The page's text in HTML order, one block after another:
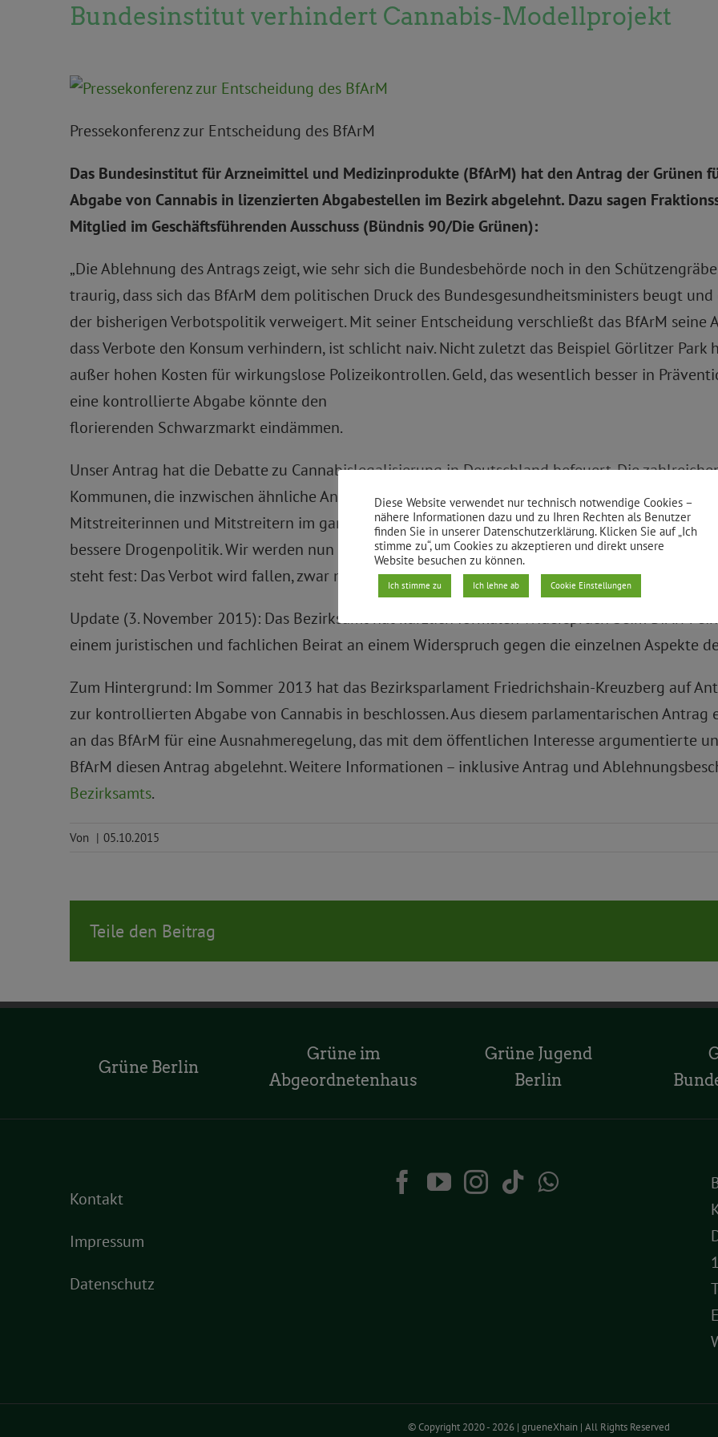
Bundesinstitut verhindert Cannabis-Modellprojekt
Pressekonferenz zur Entscheidung des BfArM
Das Bundesinstitut für Arzneimittel und Medizinprodukte (BfArM) hat den Antrag der
Abgabe von Cannabis in lizenzierten Abgabestellen im Bezirk abgelehnt. Dazu sagen
Mitglied im Geschäftsführenden Ausschuss (Bündnis 90/Die Grünen):
„Die Ablehnung des Antrags zeigt, wie sehr sich die Bundesbehörde noch in den
traurig, dass sich das BfArM dem politischen Druck des Bundesgesundheitsministers beugt
der bisherigen Verbotspolitik verweigert. Mit seiner Entscheidung verschließt das BfArM seine
dass Verbote den Konsum verhindern, ist schlicht naiv. Nicht zuletzt das Beispiel Görlitzer Park
außer hohen Kosten für wirkungslose Polizeikontrollen. Geld, das wesentlich besser in
eine kontrollierte Abgabe könnte den
florierenden Schwarzmarkt eindämmen.
Unser Antrag hat die Debatte zu Cannabislegalisierung in Deutschland befeuert. Die
Kommunen, die inzwischen ähnliche Anträge eingebracht haben, zeigen: Wir sind nicht
Mitstreiterinnen und Mitstreitern im ganzen Land auch weiterhin für eine kontrollierte
bessere Drogenpolitik. Wir werden nun den Ablehnungsbescheid eingehend prüfen und
steht fest: Das Verbot wird fallen, zwar nicht heute, aber sicher morgen.“
Update (3. November 2015): Das Bezirksamt hat kürzlich formalen Widerspruch beim BfArM
einem juristischen und fachlichen Beirat an einem Widerspruch gegen die einzelnen Aspekte
Zum Hintergrund: Im Sommer 2013 hat das Bezirksparlament Friedrichshain-Kreuzberg auf
zur kontrollierten Abgabe von Cannabis in beschlossen. Aus diesem parlamentarischen
an das BfArM für eine Ausnahmeregelung, das mit dem öffentlichen Interesse argumentierte
BfArM diesen Antrag abgelehnt. Weitere Informationen – inklusive Antrag und
Bezirksamts.
Von | 05.10.2015
Teile den Beitrag
Grüne Berlin
Grüne im
Abgeordnetenhaus
Grüne Jugend
Berlin
Kontakt
Impressum
Datenschutz
© Copyright 2020 - 2026 | grueneXhain | All Rights Reserved
Diese Website verwendet nur technisch notwendige Cookies –
nähere Informationen dazu und zu Ihren Rechten als Benutzer
finden Sie in unserer Datenschutzerklärung. Klicken Sie auf „Ich
stimme zu“, um Cookies zu akzeptieren und direkt unsere
Website besuchen zu können.
Ich stimme zu Ich lehne ab Cookie Einstellungen